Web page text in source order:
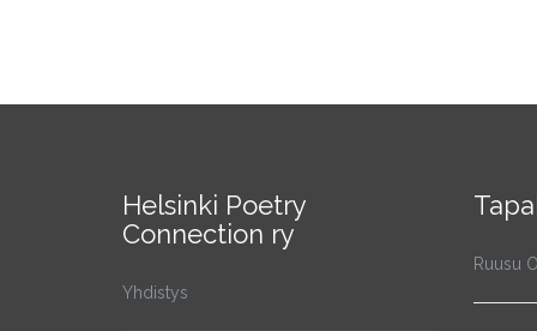
Helsinki Poetry
Connection ry
Yhdistys
Ruusu